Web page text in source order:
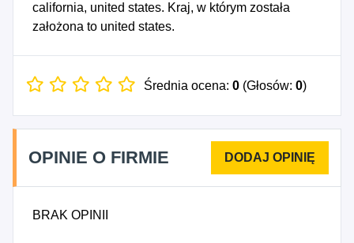
california, united states. Kraj, w którym została
założona to united states.
Średnia ocena: 0 (Głosów: 0)
OPINIE O FIRMIE
BRAK OPINII